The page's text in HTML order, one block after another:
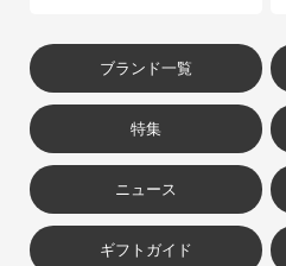
ブランド一覧
特集
ニュース
ギフトガイド